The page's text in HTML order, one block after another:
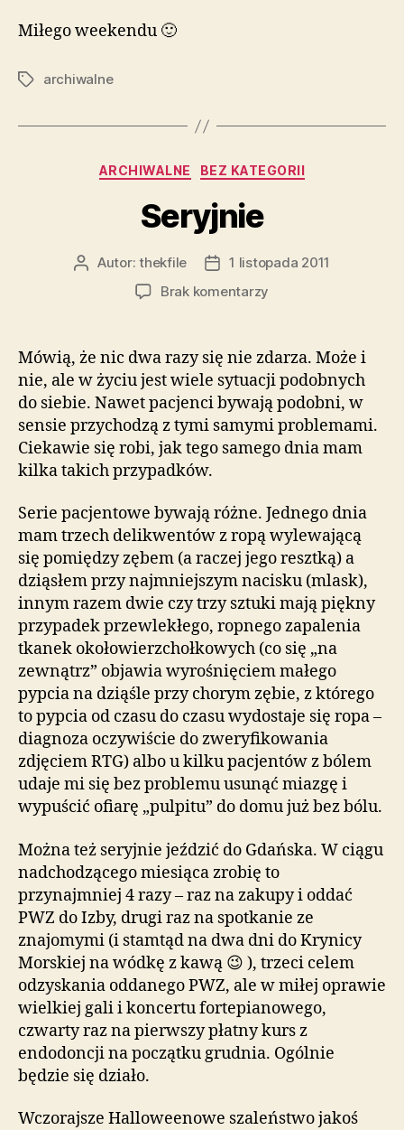
Miłego weekendu 🙂
Tagiarchiwalne
Kategorie
ARCHIWALNE BEZ KATEGORII
Seryjnie
AutorAutor:thekfile
Data1 listopada 2011
Brak komentarzy
Mówią, że nic dwa razy się nie zdarza. Może i
nie, ale w życiu jest wiele sytuacji podobnych
do siebie. Nawet pacjenci bywają podobni, w
sensie przychodzą z tymi samymi problemami.
Ciekawie się robi, jak tego samego dnia mam
kilka takich przypadków.
Serie pacjentowe bywają różne. Jednego dnia
mam trzech delikwentów z ropą wylewającą
się pomiędzy zębem (a raczej jego resztką) a
dziąsłem przy najmniejszym nacisku (mlask),
innym razem dwie czy trzy sztuki mają piękny
przypadek przewlekłego, ropnego zapalenia
tkanek okołowierzchołkowych (co się „na
zewnątrz” objawia wyrośnięciem małego
pypcia na dziąśle przy chorym zębie, z którego
to pypcia od czasu do czasu wydostaje się ropa –
diagnoza oczywiście do zweryfikowania
zdjęciem RTG) albo u kilku pacjentów z bólem
udaje mi się bez problemu usunąć miazgę i
wypuścić ofiarę „pulpitu” do domu już bez bólu.
Można też seryjnie jeździć do Gdańska. W ciągu
nadchodzącego miesiąca zrobię to
przynajmniej 4 razy – raz na zakupy i oddać
PWZ do Izby, drugi raz na spotkanie ze
znajomymi (i stamtąd na dwa dni do Krynicy
Morskiej na wódkę z kawą 😉 ), trzeci celem
odzyskania oddanego PWZ, ale w miłej oprawie
wielkiej gali i koncertu fortepianowego,
czwarty raz na pierwszy płatny kurs z
endodoncji na początku grudnia. Ogólnie
będzie się działo.
Wczorajsze Halloweenowe szaleństwo jakoś